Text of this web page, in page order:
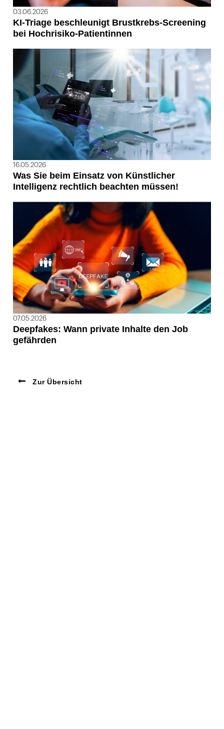
03.06.2026
KI-Triage beschleunigt Brustkrebs-Screening
bei Hochrisiko-Patientinnen
16.05.2026
Was Sie beim Einsatz von Künstlicher
Intelligenz rechtlich beachten müssen!
07.05.2026
Deepfakes: Wann private Inhalte den Job
gefährden
Zur Übersicht